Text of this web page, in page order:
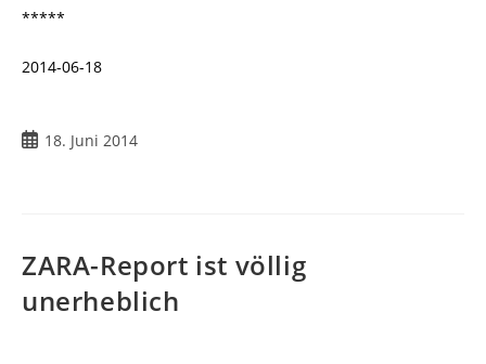
*****
2014-06-18
Beitrag18. Juni 2014
ZARA-Report ist völlig
unerheblich